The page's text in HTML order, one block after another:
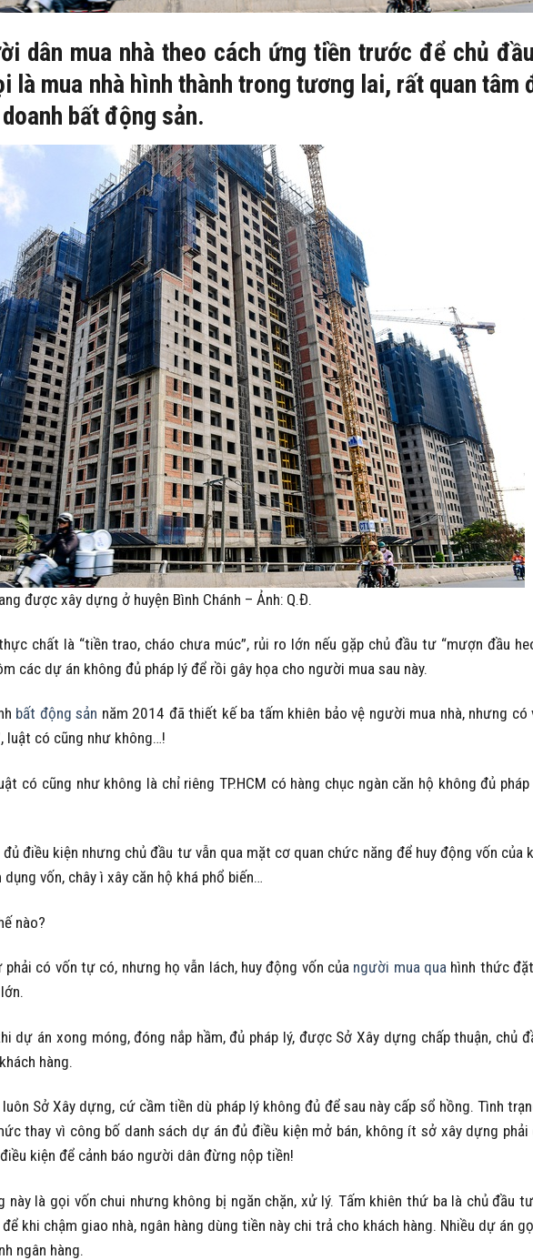
dân mua nhà theo cách ứng tiền trước để chủ
là mua nhà hình thành trong tương lai, rất quan tâm
bất động sản.
được xây dựng ở huyện Bình Chánh – Ảnh: Q.Đ.
chất là “tiền trao, cháo chưa múc”, rủi ro lớn nếu gặp chủ đầu tư “mượn đầu
các dự án không đủ pháp lý để rồi gây họa cho người mua sau này.
bất động sản năm 2014 đã thiết kế ba tấm khiên bảo vệ người mua nhà, nhưng có
luật có cũng như không…!
có cũng như không là chỉ riêng TP.HCM có hàng chục ngàn căn hộ không đủ
điều kiện nhưng chủ đầu tư vẫn qua mặt cơ quan chức năng để huy động vốn của
vốn, chây ì xây căn hộ khá phổ biến…
nào?
có vốn tự có, nhưng họ vẫn lách, huy động vốn của người mua qua hình thức
dự án xong móng, đóng nắp hầm, đủ pháp lý, được Sở Xây dựng chấp thuận, chủ
hàng.
Sở Xây dựng, cứ cầm tiền dù pháp lý không đủ để sau này cấp sổ hồng. Tình
thay vì công bố danh sách dự án đủ điều kiện mở bán, không ít sở xây dựng phải
kiện để cảnh báo người dân đừng nộp tiền!
này là gọi vốn chui nhưng không bị ngăn chặn, xử lý. Tấm khiên thứ ba là chủ đầu
khi chậm giao nhà, ngân hàng dùng tiền này chi trả cho khách hàng. Nhiều dự án
ngân hàng.